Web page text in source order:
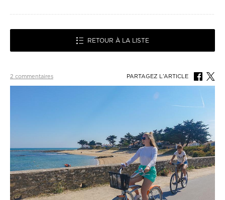
RETOUR À LA LISTE
2 commentaires PARTAGEZ L’ARTICLE